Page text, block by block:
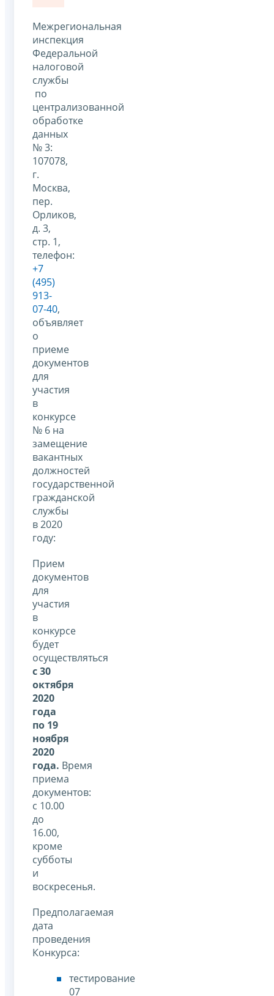
Межрегиональная
инспекция
Федеральной
налоговой
службы
по
централизованной
обработке
данных
№ 3:
107078,
г.
Москва,
пер.
Орликов,
д. 3,
стр. 1,
телефон:
+7
(495)
913-
07-40,
объявляет
о
приеме
документов
для
участия
в
конкурсе
№ 6 на
замещение
вакантных
должностей
государственной
гражданской
службы
в 2020
году:
Прием
документов
для
участия
в
конкурсе
будет
осуществляться
с 30
октября
2020
года
по 19
ноября
2020
года. Время
приема
документов:
с 10.00
до
16.00,
кроме
субботы
и
воскресенья.
Предполагаемая
дата
проведения
Конкурса:
тестирование
07